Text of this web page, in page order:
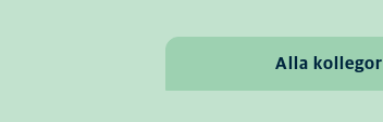
Alla kollegor